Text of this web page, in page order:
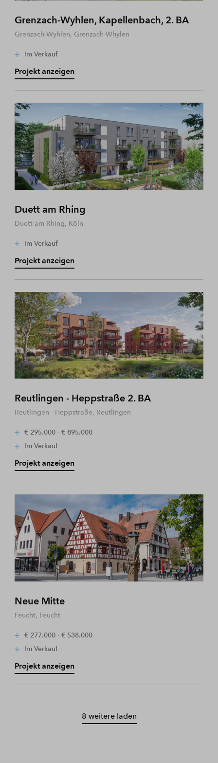
Grenzach-Wyhlen, Kapellenbach, 2. BA
Grenzach-Wyhlen, Grenzach-Whylen
Im Verkauf
Projekt anzeigen
Duett am Rhing
Duett am Rhing, Köln
Im Verkauf
Projekt anzeigen
Reutlingen - Heppstraße 2. BA
Reutlingen - Heppstraße, Reutlingen
€ 295.000 - € 895.000
Im Verkauf
Projekt anzeigen
Neue Mitte
Feucht, Feucht
€ 277.000 - € 538.000
Im Verkauf
Projekt anzeigen
8 weitere laden